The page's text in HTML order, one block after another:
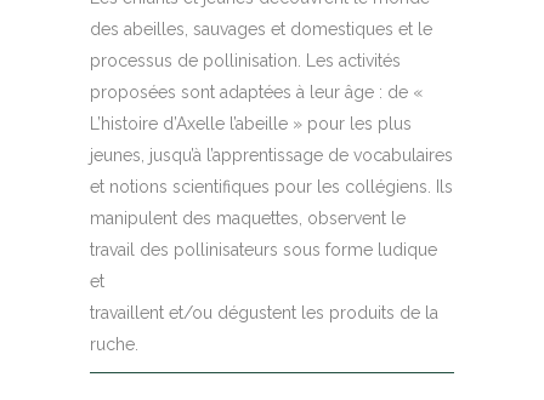
des abeilles, sauvages et domestiques et le
processus de pollinisation. Les activités
proposées sont adaptées à leur âge : de «
L’histoire d’Axelle l’abeille » pour les plus
jeunes, jusqu’à l’apprentissage de vocabulaires
et notions scientifiques pour les collégiens. Ils
manipulent des maquettes, observent le
travail des pollinisateurs sous forme ludique
et
travaillent et/ou dégustent les produits de la
ruche.